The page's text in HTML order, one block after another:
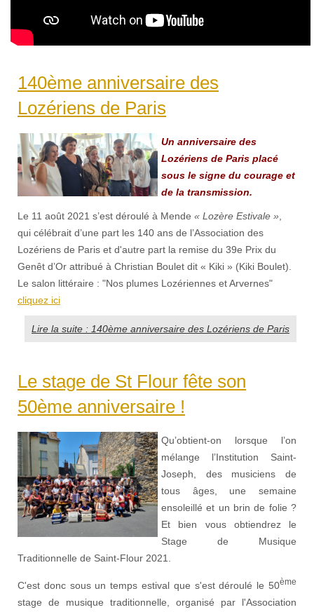
140ème anniversaire des
Lozériens de Paris
Un anniversaire des
Lozériens de Paris placé
sous le signe du courage et
de la transmission.
Le 11 août 2021 s’est déroulé à Mende « Lozère Estivale »
qui célébrait d’une part les 140 ans de l’Association des
Lozériens de Paris et d'autre part la remise du 39e Prix du
Genêt d’Or attribué à Christian Boulet dit « Kiki » (Kiki Boulet).
Le salon littéraire : "Nos plumes Lozériennes et Arvernes"
cliquez ici
Lire la suite : 140ème anniversaire des Lozériens de Paris
Le stage de St Flour fête son
50ème anniversaire !
Qu’obtient-on lorsque l’on
mélange l’Institution Saint-
Joseph, des musiciens de
tous âges, une semaine
ensoleillé et un brin de folie ?
Et bien vous obtiendrez le
Stage de Musique
Traditionnelle de Saint-Flour 2021.
C'est donc sous un temps estival que s'est déroulé le 50ème
stage de musique traditionnelle, organisé par l'Association